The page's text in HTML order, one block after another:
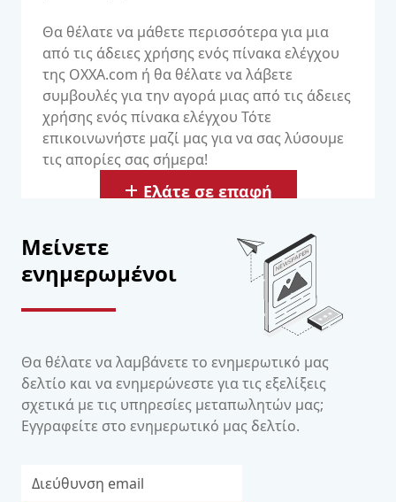
Θα θέλατε να μάθετε περισσότερα για μια
από τις άδειες χρήσης ενός πίνακα ελέγχου
της OXXA.com ή θα θέλατε να λάβετε
συμβουλές για την αγορά μιας από τις άδειες
χρήσης ενός πίνακα ελέγχου Τότε
επικοινωνήστε μαζί μας για να σας λύσουμε
τις απορίες σας σήμερα!
Ελάτε σε επαφή
Μείνετε
ενημερωμένοι
Θα θέλατε να λαμβάνετε το ενημερωτικό μας
δελτίο και να ενημερώνεστε για τις εξελίξεις
σχετικά με τις υπηρεσίες μεταπωλητών μας;
Εγγραφείτε στο ενημερωτικό μας δελτίο.